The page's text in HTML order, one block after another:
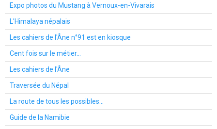
Expo photos du Mustang à Vernoux-en-Vivarais
L'Himalaya népalais
Les cahiers de l'Âne n°91 est en kiosque
Cent fois sur le métier...
Les cahiers de l'Âne
Traversée du Népal
La route de tous les possibles...
Guide de la Namibie